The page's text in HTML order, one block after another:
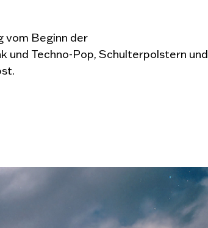
vom Beginn der
und Techno-Pop, Schulterpolstern und